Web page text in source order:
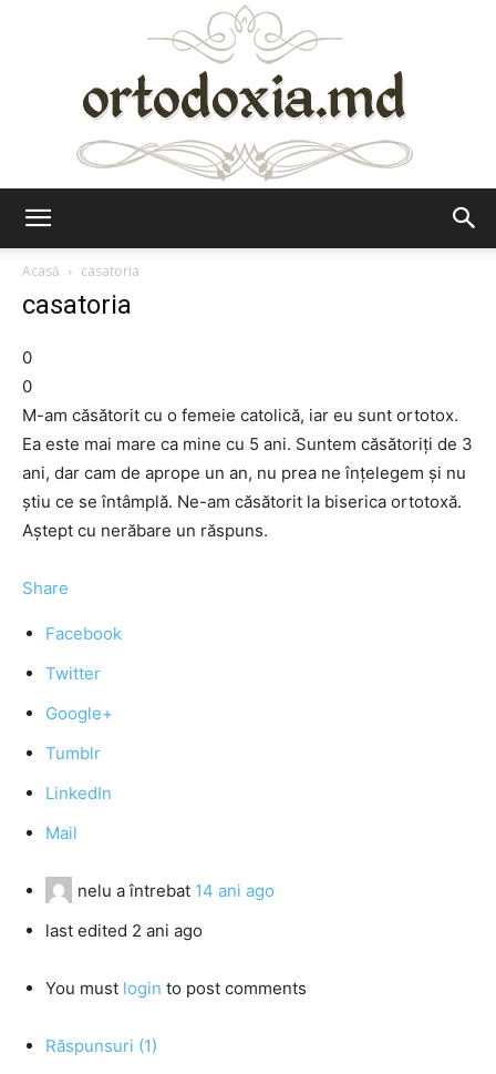
Acasă
casatoria
casatoria
0
0
M-am căsătorit cu o femeie catolică, iar eu sunt ortotox.
Ea este mai mare ca mine cu 5 ani. Suntem căsătoriţi de 3
ani, dar cam de aprope un an, nu prea ne înţelegem şi nu
ştiu ce se întâmplă. Ne-am căsătorit la biserica ortotoxă.
Aştept cu nerăbare un răspuns.
Share
Facebook
Twitter
Google+
Tumblr
LinkedIn
Mail
nelu a întrebat 14 ani ago
last edited 2 ani ago
You must login to post comments
Răspunsuri (1)